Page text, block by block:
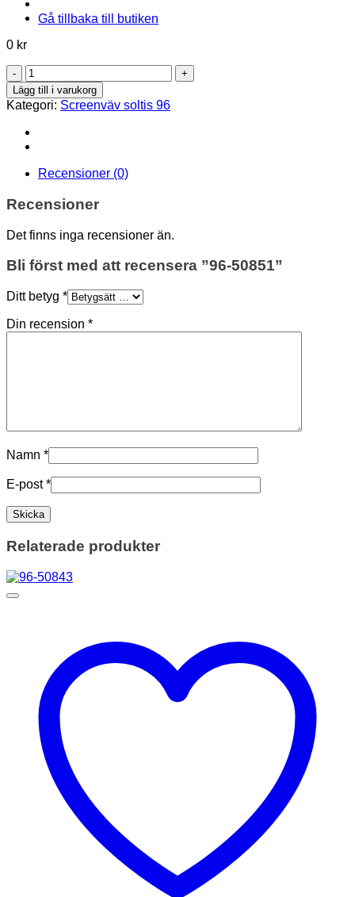
Gå tillbaka till butiken
0 kr
96-
50851
mängd
Lägg till i varukorg
Kategori: Screenväv soltis 96
Recensioner (0)
Recensioner
Det finns inga recensioner än.
Bli först med att recensera ”96-50851”
Ditt betyg *
Din recension *
Namn *
E-post*
Relaterade produkter